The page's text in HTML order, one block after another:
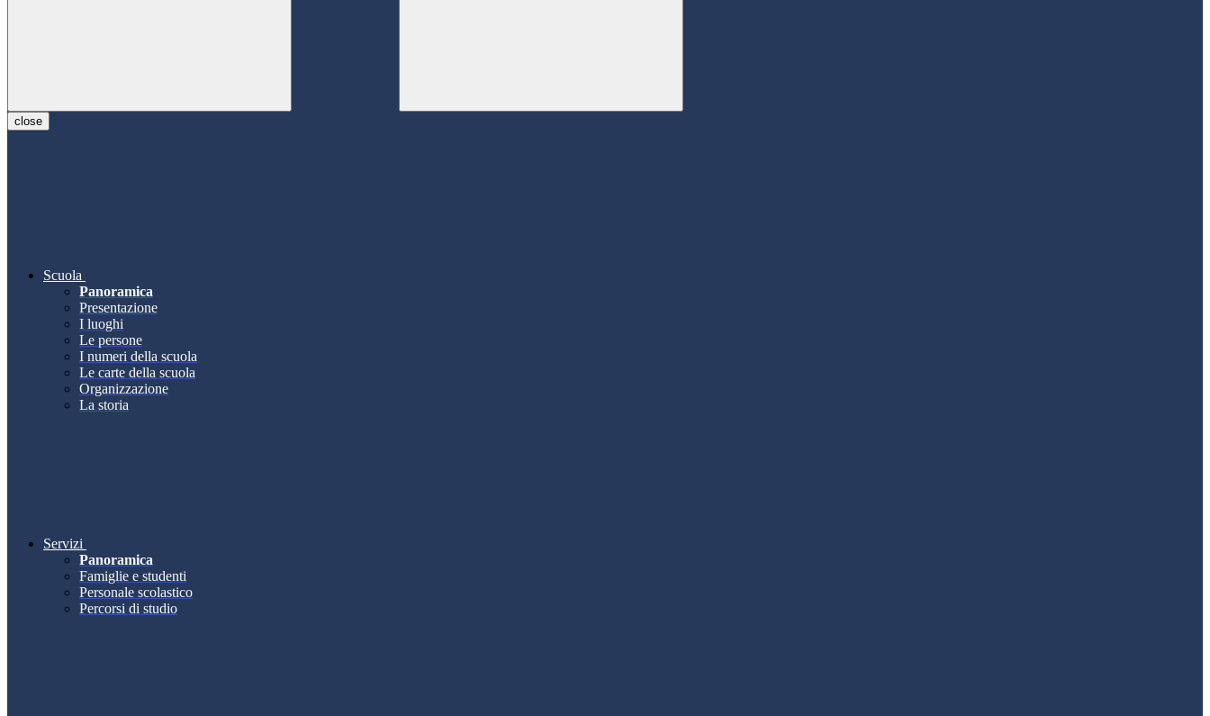
close
Scuola
Panoramica
Presentazione
I luoghi
Le persone
I numeri della scuola
Le carte della scuola
Organizzazione
La storia
Servizi
Panoramica
Famiglie e studenti
Personale scolastico
Percorsi di studio